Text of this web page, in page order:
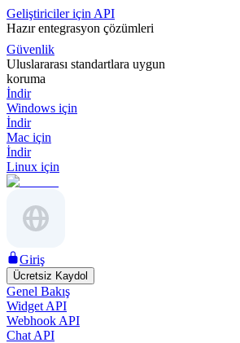
Geliştiriciler için API
Hazır entegrasyon çözümleri
Güvenlik
Uluslararası standartlara uygun
koruma
İndir
Windows için
İndir
Mac için
İndir
Linux için
Giriş
Ücretsiz Kaydol
Genel Bakış
Widget API
Webhook API
Chat API